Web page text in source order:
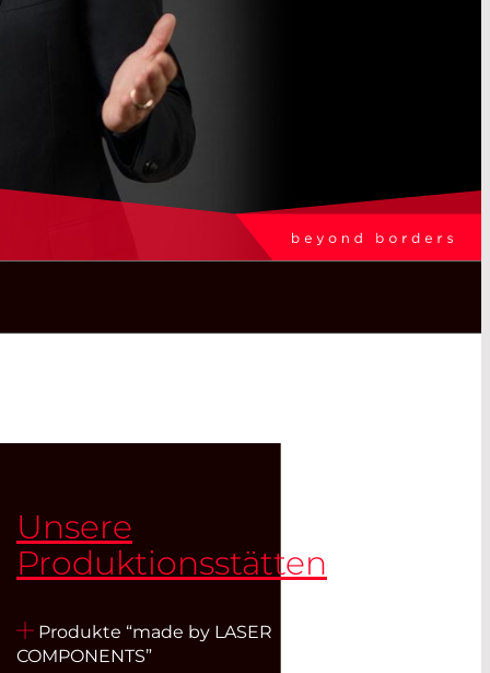
Unsere
Produktionsstätten
Produkte “made by LASER
COMPONENTS”